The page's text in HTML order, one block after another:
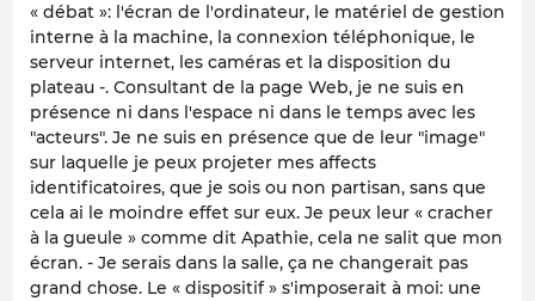
« débat »: l'écran de l'ordinateur, le matériel de gestion
interne à la machine, la connexion téléphonique, le
serveur internet, les caméras et la disposition du
plateau -. Consultant de la page Web, je ne suis en
présence ni dans l'espace ni dans le temps avec les
"acteurs". Je ne suis en présence que de leur "image"
sur laquelle je peux projeter mes affects
identificatoires, que je sois ou non partisan, sans que
cela ai le moindre effet sur eux. Je peux leur « cracher
à la gueule » comme dit Apathie, cela ne salit que mon
écran. - Je serais dans la salle, ça ne changerait pas
grand chose. Le « dispositif » s'imposerait à moi: une